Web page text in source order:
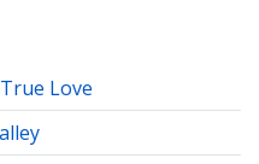
Love